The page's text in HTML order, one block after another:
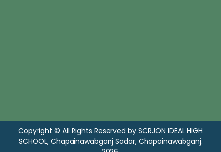
Copyright © All Rights Reserved by SORJON IDEAL HIGH
SCHOOL, Chapainawabganj Sadar, Chapainawabganj.